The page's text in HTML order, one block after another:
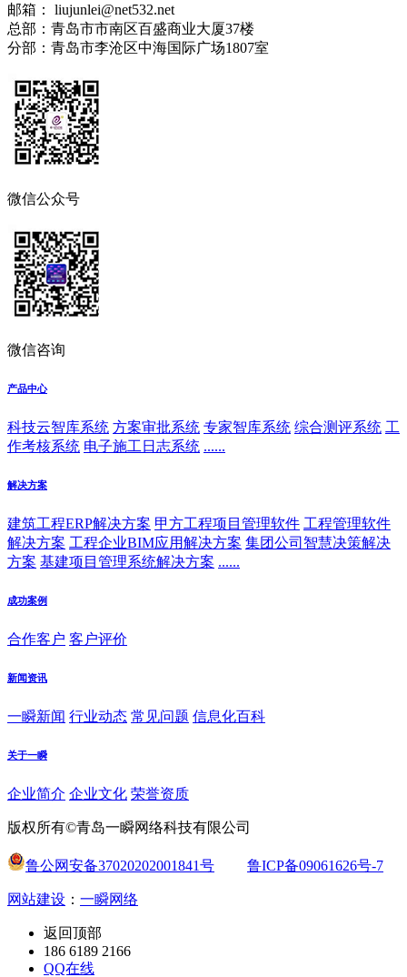
邮箱： liujunlei@net532.net
总部：青岛市市南区百盛商业大厦37楼
分部：青岛市李沧区中海国际广场1807室
微信公众号
微信咨询
产品中心
科技云智库系统 方案审批系统 专家智库系统 综合测评系统 工
作考核系统 电子施工日志系统 ......
解决方案
建筑工程ERP解决方案 甲方工程项目管理软件 工程管理软件
解决方案 工程企业BIM应用解决方案 集团公司智慧决策解决
方案 基建项目管理系统解决方案 ......
成功案例
合作客户 客户评价
新闻资讯
一瞬新闻 行业动态 常见问题 信息化百科
关于一瞬
企业简介 企业文化 荣誉资质
版权所有©青岛一瞬网络科技有限公司
鲁公网安备37020202001841号 鲁ICP备09061626号-7
网站建设 ： 一瞬网络
返回顶部
186 6189 2166
QQ在线